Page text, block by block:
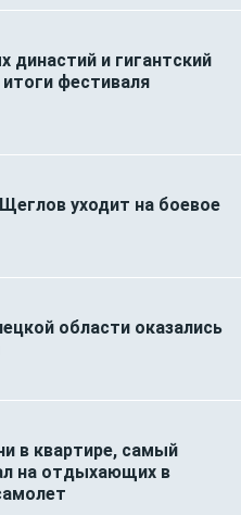
династий и гигантский
фестиваля
уходит на боевое
области оказались
в квартире, самый
на отдыхающих в